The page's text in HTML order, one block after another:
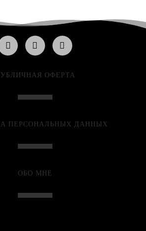
ОФЕРТА
ПЕРСОНАЛЬНЫХ ДАННЫХ
ОБО МНЕ